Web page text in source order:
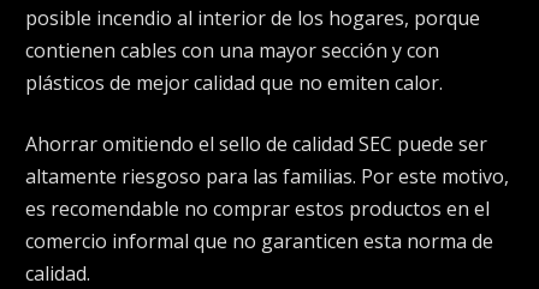
posible incendio al interior de los hogares, porque
contienen cables con una mayor sección y con
plásticos de mejor calidad que no emiten calor.
Ahorrar omitiendo el sello de calidad SEC puede ser
altamente riesgoso para las familias. Por este motivo,
es recomendable no comprar estos productos en el
comercio informal que no garanticen esta norma de
calidad.